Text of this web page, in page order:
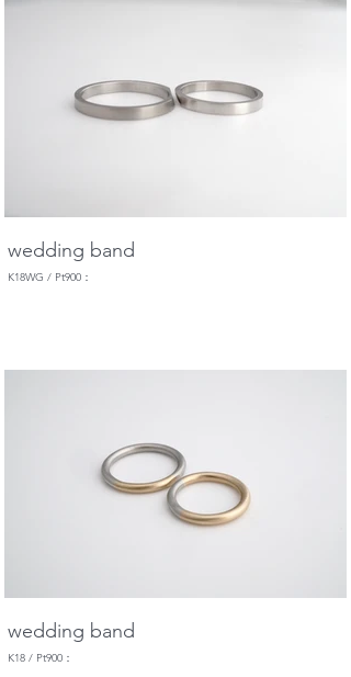
wedding band
K18WG / Pt900：
wedding band
K18 / Pt900：